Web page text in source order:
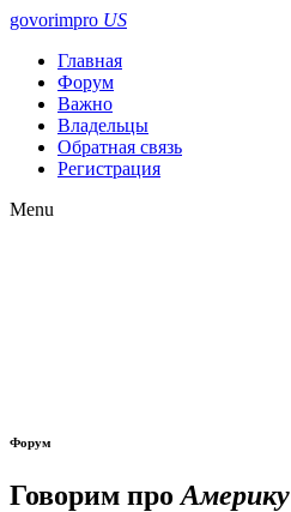
govorimpro US
Главная
Форум
Важно
Владельцы
Обратная связь
Регистрация
Menu
Форум
Говорим про Америку